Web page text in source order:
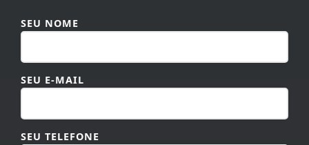
SEU NOME
SEU E-MAIL
SEU TELEFONE